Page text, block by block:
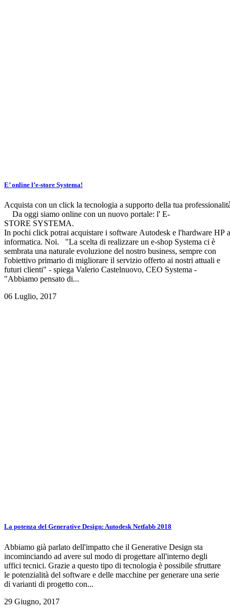
E’ online l’e-store Systema!
Acquista con un click la tecnologia a supporto della tua
Da oggi siamo online con un nuovo portale: l' E-
STORE SYSTEMA.
In pochi click potrai acquistare i software Autodesk e l'hardware HP
informatica. Noi. "La scelta di realizzare un e-shop Systema ci è
sembrata una naturale evoluzione del nostro business, sempre con
l'obiettivo primario di migliorare il servizio offerto ai nostri attuali e
futuri clienti" - spiega Valerio Castelnuovo, CEO Systema -
"Abbiamo pensato di...
06 Luglio, 2017
La potenza del Generative Design: Autodesk Netfabb 2018
Abbiamo già parlato dell'impatto che il Generative Design sta
incominciando ad avere sul modo di progettare all'interno degli
uffici tecnici. Grazie a questo tipo di tecnologia è possibile sfruttare
le potenzialità del software e delle macchine per generare una serie
di varianti di progetto con...
29 Giugno, 2017